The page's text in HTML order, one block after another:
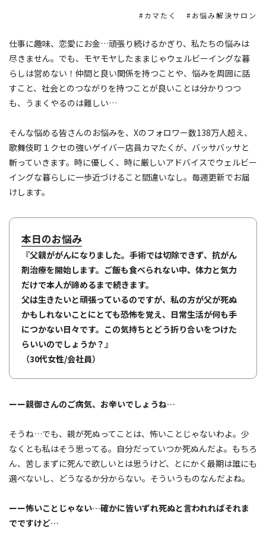
カマたく お悩み解決サロン
仕事に趣味、恋愛にお金…頑張り続けるかぎり、私たちの悩みは
尽きません。でも、モヤモヤしたままじゃウェルビーイングな暮
らしは営めない！仲間と良い関係を持つことや、悩みを周囲に話
すこと、社会とのつながりを持つことが良いことは分かりつつ
も、うまくやるのは難しい…
そんな悩める皆さんのお悩みを、Xのフォロワー数138万人超え、
歌舞伎町１クセの強いゲイバー店員カマたくが、バッサバッサと
斬っていきます。時に優しく、時に厳しいアドバイスでウェルビー
イングな暮らしに一歩近づけること間違いなし。毎週更新でお届
けします。
本日のお悩み
『父親ががんになりました。手術では切除できず、抗がん
剤治療を開始します。ご飯も食べられない中、体力と気力
だけで本人が諦めるまで続きます。
父は生きたいと頑張っているのですが、私の方が父が死ぬ
かもしれないことにとても恐怖を覚え、日常生活が何も手
につかない日々です。この気持ちとどう折り合いをつけた
らいいのでしょうか？』
（30代女性/会社員）
ーー親御さんのご病気、お辛いでしょうね…
そうね…でも、親が死ぬってことは、怖いことじゃないわよ。少
なくとも私はそう思ってる。自分だっていつか死ぬんだよ。もちろ
ん、苦しまずに死んで欲しいとは思うけど、とにかく最期は誰にも
選べないし、どうなるか分からない。そういうものなんだよね。
ーー怖いことじゃない…確かに皆いずれ死ぬと言われればそれま
でですけど…